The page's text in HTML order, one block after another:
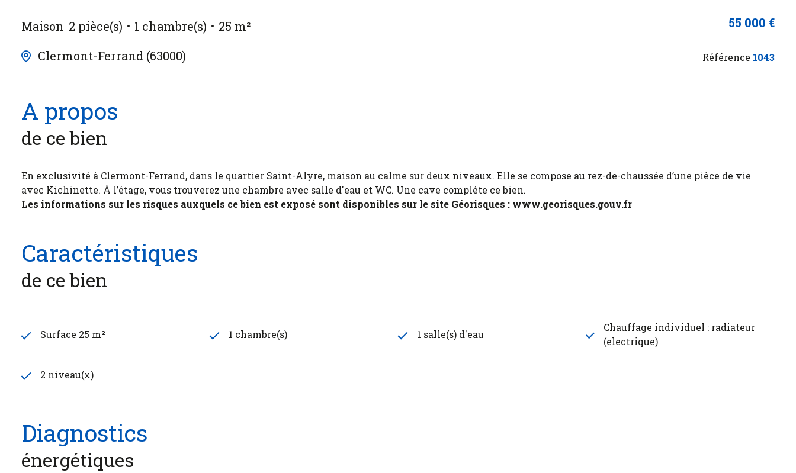
Maison 2 pièce(s) 1 chambre(s)
25 m²
Clermont-Ferrand (63000)
55 000 €
Référence 1043
A propos
de ce bien
En exclusivité à Clermont-Ferrand, dans le quartier Saint-Alyre, maison au calme sur deux niveaux. Elle se compose au rez-de-chaussée d’une pièce de vie
avec Kichinette. À l’étage, vous trouverez une chambre avec salle d'eau et WC. Une cave compléte ce bien.
Les informations sur les risques auxquels ce bien est exposé sont disponibles sur le site Géorisques : www.georisques.gouv.fr
Caractéristiques
de ce bien
Surface 25 m² 1 chambre(s) 1 salle(s) d'eau
Chauffage individuel : radiateur
(electrique)
2 niveau(x)
Diagnostics
énergétiques